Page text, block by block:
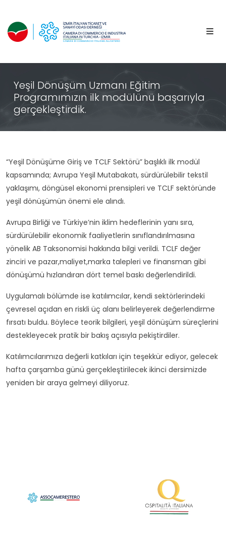
Yeşil Dönüşüm Uzmanı Eğitim
Programımızın ilk modülünü başarıyla
gerçekleştirdik.
“Yeşil Dönüşüme Giriş ve TCLF Sektörü” başlıklı ilk modül
kapsamında; Avrupa Yeşil Mutabakatı, sürdürülebilir tekstil
yaklaşımı, döngüsel ekonomi prensipleri ve TCLF sektöründe
yeşil dönüşümün önemi ele alındı.
Avrupa Birliği ve Türkiye’nin iklim hedeflerinin yanı sıra,
sürdürülebilir ekonomik faaliyetlerin sınıflandırılmasına
yönelik AB Taksonomisi hakkında bilgi verildi. TCLF değer
zinciri ve pazar,maliyet,marka talepleri ve finansman gibi
dönüşümü hızlandıran dört temel baskı değerlendirildi.
Uygulamalı bölümde ise katılımcılar, kendi sektörlerindeki
çevresel açıdan en riskli üç alanı belirleyerek değerlendirme
fırsatı buldu. Böylece teorik bilgileri, yeşil dönüşüm süreçlerini
destekleyecek pratik bir bakış açısıyla pekiştirdiler.
Katılımcılarımıza değerli katkıları için teşekkür ediyor, gelecek
hafta çarşamba günü gerçekleştirilecek ikinci dersimizde
yeniden bir araya gelmeyi diliyoruz.